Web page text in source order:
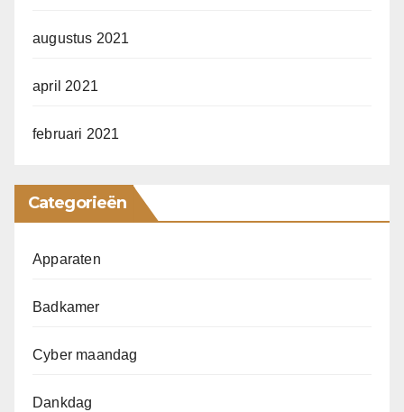
augustus 2021
april 2021
februari 2021
Categorieën
Apparaten
Badkamer
Cyber maandag
Dankdag